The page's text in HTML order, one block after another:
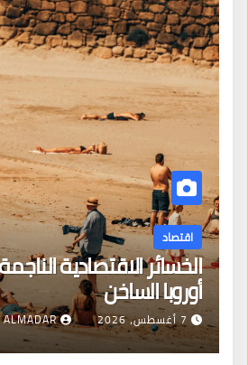
اقتصاد
الخسائر الاقتصادية
أوروبا الساخن
7 أغسطس، 2026 ALMADAR